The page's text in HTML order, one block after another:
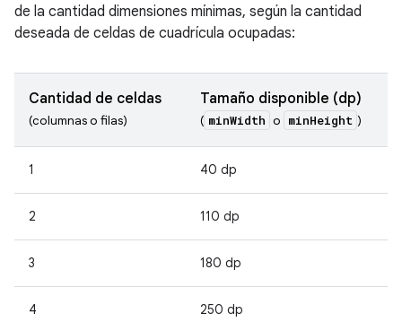
de la cantidad dimensiones mínimas, según la cantidad
deseada de celdas de cuadrícula ocupadas:
Cantidad de celdas
(columnas o filas)
Tamaño disponible (dp)
( minWidth o minHeight )
1 40 dp
2 110 dp
3 180 dp
4 250 dp